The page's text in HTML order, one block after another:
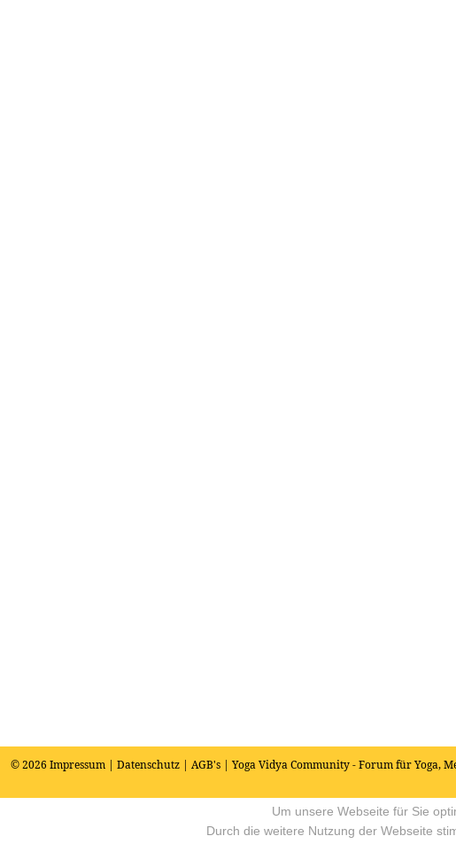
© 2026 Impressum | Datenschutz | AGB's | Yoga Vidya Community - Forum für Yoga,
Um unsere Webseite für Sie
Durch die weitere Nutzung der Webseite